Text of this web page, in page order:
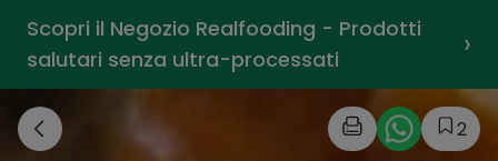
Scopri il Negozio Realfooding - Prodotti
salutari senza ultra-processati
›
2